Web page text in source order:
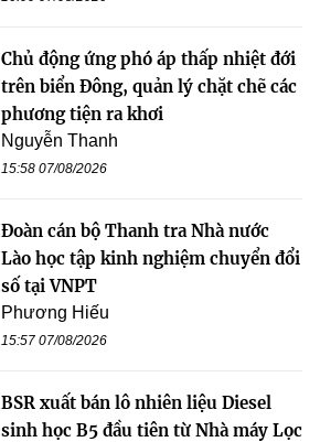
Chủ động ứng phó áp thấp nhiệt đới
trên biển Đông, quản lý chặt chẽ các
phương tiện ra khơi
Nguyễn Thanh
15:58 07/08/2026
Đoàn cán bộ Thanh tra Nhà nước
Lào học tập kinh nghiệm chuyển đổi
số tại VNPT
Phương Hiếu
15:57 07/08/2026
BSR xuất bán lô nhiên liệu Diesel
sinh học B5 đầu tiên từ Nhà máy Lọc